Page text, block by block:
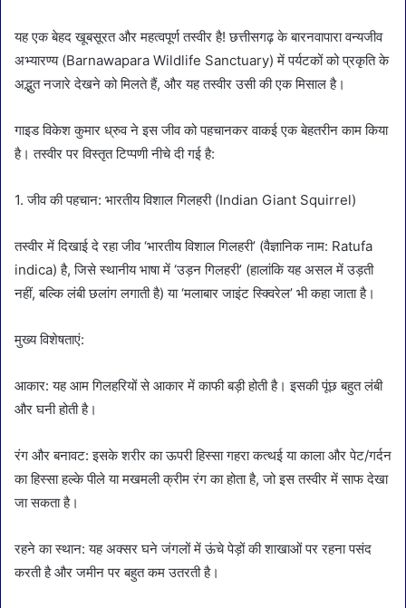
यह एक बेहद खूबसूरत और महत्वपूर्ण तस्वीर है! छत्तीसगढ़ के बारनवापारा वन्यजीव
अभ्यारण्य (Barnawapara Wildlife Sanctuary) में पर्यटकों को प्रकृति के
अद्भुत नजारे देखने को मिलते हैं, और यह तस्वीर उसी की एक मिसाल है।
गाइड विकेश कुमार ध्रुव ने इस जीव को पहचानकर वाकई एक बेहतरीन काम किया
है। तस्वीर पर विस्तृत टिप्पणी नीचे दी गई है:
1. जीव की पहचान: भारतीय विशाल गिलहरी (Indian Giant Squirrel)
तस्वीर में दिखाई दे रहा जीव ‘भारतीय विशाल गिलहरी’ (वैज्ञानिक नाम: Ratufa
indica) है, जिसे स्थानीय भाषा में ‘उड़न गिलहरी’ (हालांकि यह असल में उड़ती
नहीं, बल्कि लंबी छलांग लगाती है) या ‘मलाबार जाइंट स्क्विरेल’ भी कहा जाता है।
मुख्य विशेषताएं:
आकार: यह आम गिलहरियों से आकार में काफी बड़ी होती है। इसकी पूंछ बहुत लंबी
और घनी होती है।
रंग और बनावट: इसके शरीर का ऊपरी हिस्सा गहरा कत्थई या काला और पेट/गर्दन
का हिस्सा हल्के पीले या मखमली क्रीम रंग का होता है, जो इस तस्वीर में साफ देखा
जा सकता है।
रहने का स्थान: यह अक्सर घने जंगलों में ऊंचे पेड़ों की शाखाओं पर रहना पसंद
करती है और जमीन पर बहुत कम उतरती है।